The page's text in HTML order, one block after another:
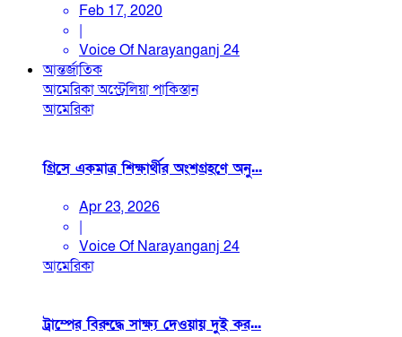
Feb 17, 2020
|
Voice Of Narayanganj 24
আন্তর্জাতিক
আমেরিকাঅস্ট্রেলিয়াপাকিস্তান
আমেরিকা
গ্রিসে একমাত্র শিক্ষার্থীর অংশগ্রহণে অনু...
Apr 23, 2026
|
Voice Of Narayanganj 24
আমেরিকা
ট্রাম্পের বিরুদ্ধে সাক্ষ্য দেওয়ায় দুই কর...